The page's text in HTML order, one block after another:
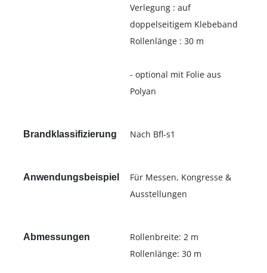
Verlegung : auf
doppelseitigem Klebeband
Rollenlänge : 30 m
- optional mit Folie aus
Polyan
Brandklassifizierung Nach Bfl-s1
Anwendungsbeispiel
Für Messen, Kongresse &
Ausstellungen
Abmessungen
Rollenbreite: 2 m
Rollenlänge: 30 m